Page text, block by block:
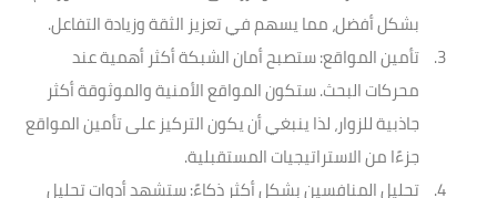
بشكل أفضل، مما يسهم في تعزيز الثقة وزيادة التفاعل.
تأمين المواقع: ستصبح أمان الشبكة أكثر أهمية عند
محركات البحث. ستكون المواقع الأمنية والموثوقة أكثر
جاذبية للزوار، لذا ينبغي أن يكون التركيز على تأمين المواقع
جزءًا من الاستراتيجيات المستقبلية.
تحليل المنافسين بشكل أكثر ذكاءً: ستشهد أدوات تحليل